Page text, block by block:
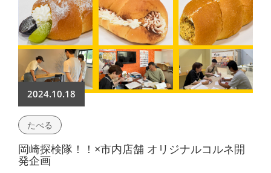
2024.10.18
たべる
岡崎探検隊！！×市内店舗 オリジナルコルネ開
発企画